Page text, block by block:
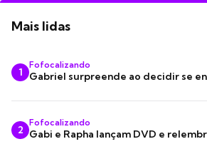
Mais lidas
1
Fofocalizando
Gabriel surpreende ao decidir se
2
Fofocalizando
Gabi e Rapha lançam DVD e